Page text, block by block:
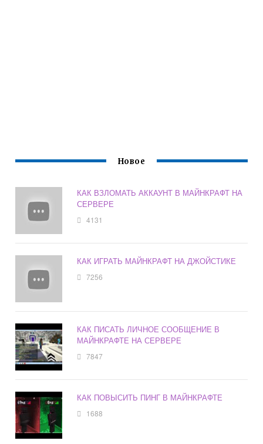
Новое
КАК ВЗЛОМАТЬ АККАУНТ В МАЙНКРАФТ НА
СЕРВЕРЕ
4131
КАК ИГРАТЬ МАЙНКРАФТ НА ДЖОЙСТИКЕ
7256
КАК ПИСАТЬ ЛИЧНОЕ СООБЩЕНИЕ В
МАЙНКРАФТЕ НА СЕРВЕРЕ
7847
КАК ПОВЫСИТЬ ПИНГ В МАЙНКРАФТЕ
1688